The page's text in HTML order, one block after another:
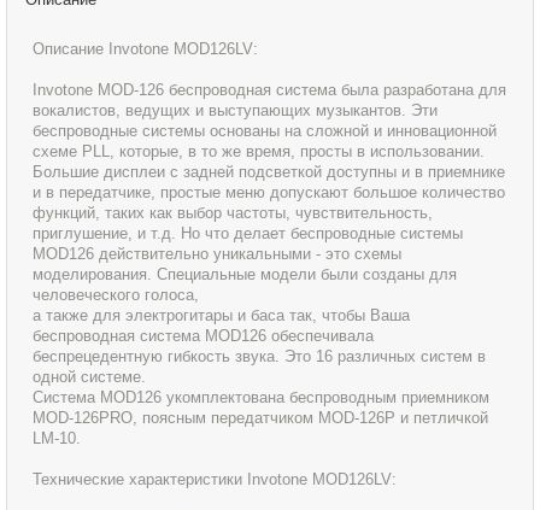
Описание Invotone MOD126LV:
Invotone MOD-126 беспроводная система была разработана для
вокалистов, ведущих и выступающих музыкантов. Эти
беспроводные системы основаны на сложной и инновационной
схеме PLL, которые, в то же время, просты в использовании.
Большие дисплеи с задней подсветкой доступны и в приемнике
и в передатчике, простые меню допускают большое количество
функций, таких как выбор частоты, чувствительность,
приглушение, и т.д. Но что делает беспроводные системы
MOD126 действительно уникальными - это схемы
моделирования. Специальные модели были созданы для
человеческого голоса,
а также для электрогитары и баса так, чтобы Ваша
беспроводная система MOD126 обеспечивала
беспрецедентную гибкость звука. Это 16 различных систем в
одной системе.
Система MOD126 укомплектована беспроводным приемником
MOD-126PRO, поясным передатчиком MOD-126P и петличкой
LM-10.
Технические характеристики Invotone MOD126LV: